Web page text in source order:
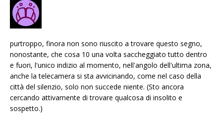
purtroppo, finora non sono riuscito a trovare questo segno,
nonostante, che cosa 10 una volta saccheggiato tutto dentro
e fuori, l'unico indizio al momento, nell'angolo dell'ultima zona,
anche la telecamera si sta avvicinando, come nel caso della
città del silenzio, solo non succede niente. (Sto ancora
cercando attivamente di trovare qualcosa di insolito e
sospetto.)